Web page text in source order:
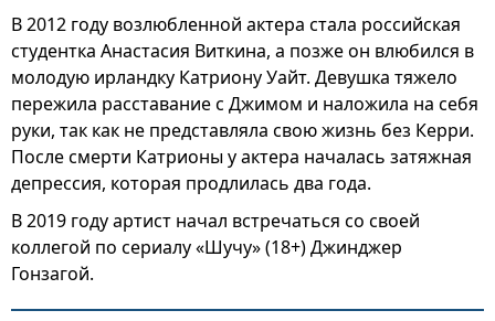
В 2012 году возлюбленной актера стала российская
студентка Анастасия Виткина, а позже он влюбился в
молодую ирландку Катриону Уайт. Девушка тяжело
пережила расставание с Джимом и наложила на себя
руки, так как не представляла свою жизнь без Керри.
После смерти Катрионы у актера началась затяжная
депрессия, которая продлилась два года.
В 2019 году артист начал встречаться со своей
коллегой по сериалу «Шучу» (18+) Джинджер
Гонзагой.